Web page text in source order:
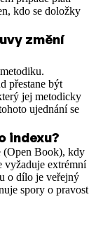
kdo se doložky
změní
přestane být
jej metodicky
ujednání se
indexu?
(Open Book), kdy
vyžaduje extrémní
o dílo je veřejný
spory o pravost